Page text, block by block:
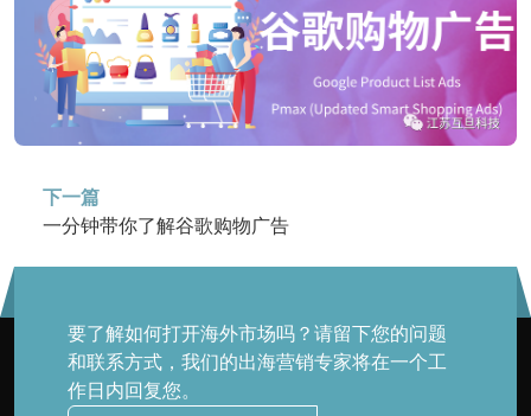
下一篇
一分钟带你了解谷歌购物广告
要了解如何打开海外市场吗？请留下您的问题
和联系方式，我们的出海营销专家将在一个工
作日内回复您。